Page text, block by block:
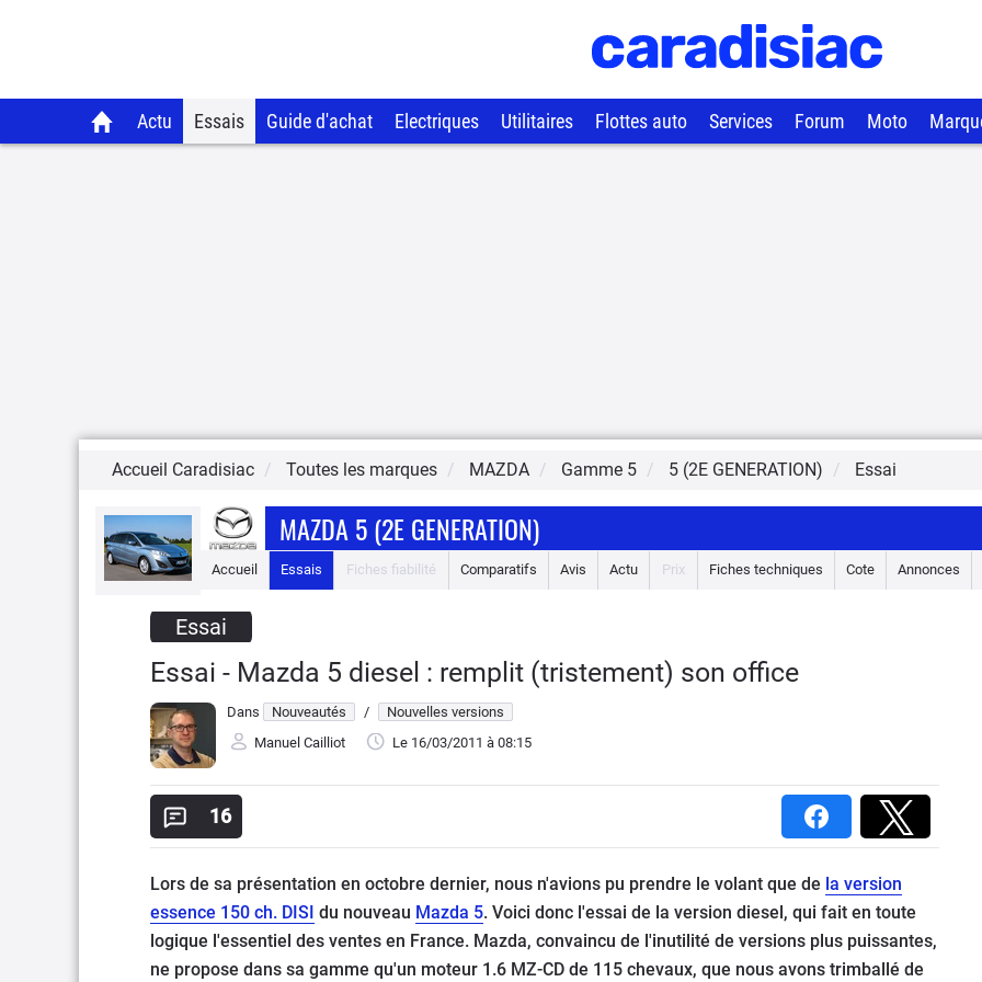
Actu Essais Guide d'achat Electriques Utilitaires Flottes auto Services Forum Moto
Accueil Caradisiac Toutes les marques MAZDA Gamme 5 5 (2E GENERATION) Essai
MAZDA 5 (2E GENERATION)
Accueil Essais Fiches fiabilité Comparatifs Avis Actu Prix Fiches techniques Cote Annonces
Essai
Essai - Mazda 5 diesel : remplit (tristement) son office
Dans Nouveautés /
Nouvelles versions
Manuel Cailliot
Le 16/03/2011 à 08:15
16
Lors de sa présentation en octobre dernier, nous n'avions pu prendre le volant que de la version
essence 150 ch. DISI du nouveau Mazda 5. Voici donc l'essai de la version diesel, qui fait en toute
logique l'essentiel des ventes en France. Mazda, convaincu de l'inutilité de versions plus puissantes,
ne propose dans sa gamme qu'un moteur 1.6 MZ-CD de 115 chevaux, que nous avons trimballé de